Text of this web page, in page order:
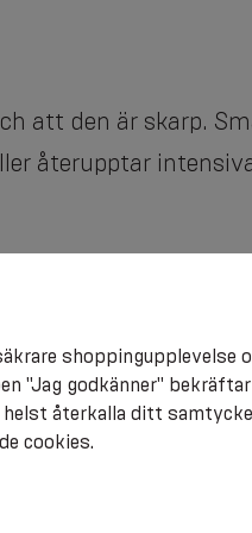
att den är skarp.
återupptar
på fel sätt, om
i
avvikelser i
shoppingupplevelse
"Jag godkänner"
helst återkalla ditt
cookies.